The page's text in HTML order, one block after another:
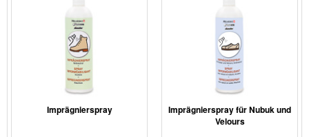
Imprägnierspray
Imprägnierspray für Nubuk und
Velours